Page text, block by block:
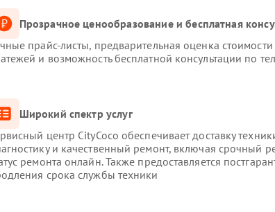
Прозрачное ценообразование и бесплатная
прайс-листы, предварительная оценка
и возможность бесплатной консультации по
Широкий спектр услуг
центр CityCoco обеспечивает доставку
и качественный ремонт, включая срочный
ремонта онлайн. Также предоставляется
срока службы техники